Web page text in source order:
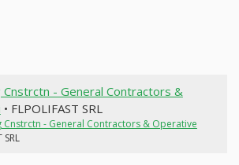
Cnstrctn - General Contractors &
• FLPOLIFAST SRL
Cnstrctn - General Contractors & Operative
SRL